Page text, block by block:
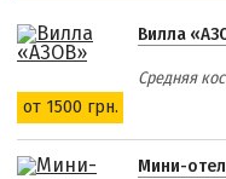
от 1500 грн.
Вилла
Средняя
Мини-